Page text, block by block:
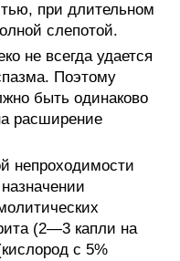
при длительном
слепотой.
не всегда удается
Поэтому
быть одинаково
расширение
непроходимости
(2—3 капли на
с 5%